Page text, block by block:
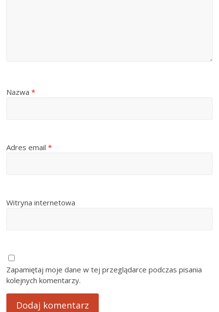
Nazwa*
Adres email*
Witryna internetowa
Zapamiętaj moje dane w tej przeglądarce podczas pisania
kolejnych komentarzy.